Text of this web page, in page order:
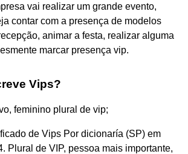
vai realizar um grande evento,
contar com a presença de modelos
animar a festa, realizar alguma
marcar presença vip.
Vips?
feminino plural de vip;
de Vips Por dicionaría (SP) em
Plural de VIP, pessoa mais importante,